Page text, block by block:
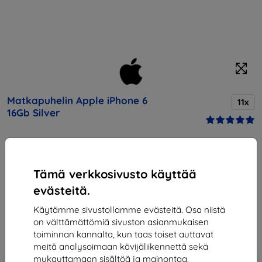
Tämä verkkosivusto käyttää
evästeitä.
Käytämme sivustollamme evästeitä. Osa niistä
on välttämättömiä sivuston asianmukaisen
toiminnan kannalta, kun taas toiset auttavat
meitä analysoimaan kävijäliikennettä sekä
mukauttamaan sisältöä ja mainontaa.
Matkapuhelin Apple iPhone 6
16Gb Silver
11x
462,90 €
416,61 €
Alennus kupongilla